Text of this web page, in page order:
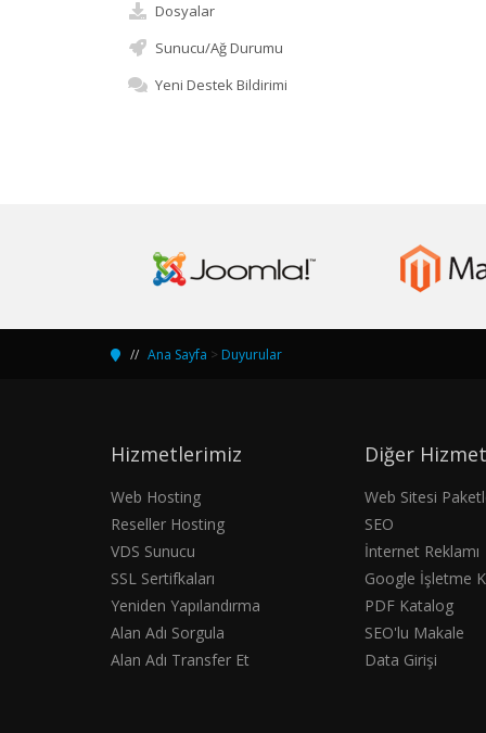
Dosyalar
Sunucu/Ağ Durumu
Yeni Destek Bildirimi
Ana Sayfa > Duyurular
Hizmetlerimiz
Web Hosting
Reseller Hosting
VDS Sunucu
SSL Sertifkaları
Yeniden Yapılandırma
Alan Adı Sorgula
Alan Adı Transfer Et
Diğer
Web Sitesi
SEO
İnternet Reklamı
Google İşletme
PDF Katalog
SEO'lu Makale
Data Girişi